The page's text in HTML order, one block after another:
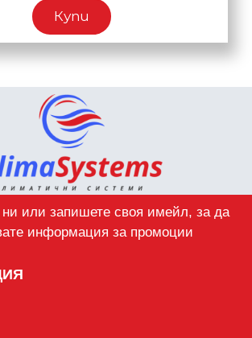
Купи
или запишете своя имейл, за да
информация за промоции